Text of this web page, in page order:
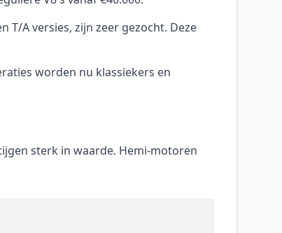
T/A versies, zijn zeer gezocht. Deze
worden nu klassiekers en
sterk in waarde. Hemi-motoren